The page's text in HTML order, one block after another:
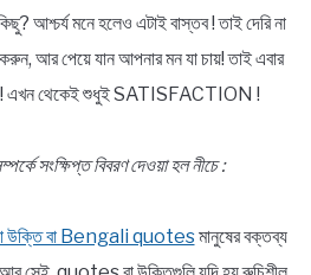
আশ্চর্য মনে হলেও এটাই বাস্তব ! তাই দেরি না
আর পেয়ে যান আপনার মন যা চায়! তাই এবার
এখন থেকেই শুধুই SATISFACTION !
সংক্ষিপ্ত বিবরণ দেওয়া হল নীচে :
উক্তি বা Bengali quotesমানুষের বক্তব্য